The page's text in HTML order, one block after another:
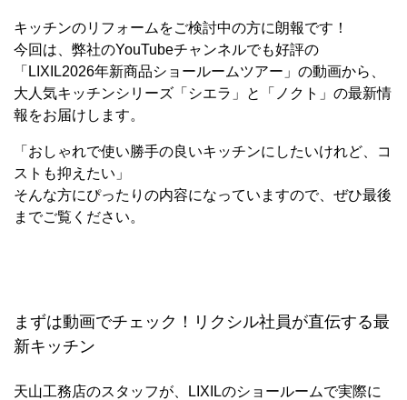
キッチンのリフォームをご検討中の方に朗報です！
今回は、弊社のYouTubeチャンネルでも好評の
「LIXIL2026年新商品ショールームツアー」の動画から、
大人気キッチンシリーズ「シエラ」と「ノクト」の最新情
報をお届けします。
「おしゃれで使い勝手の良いキッチンにしたいけれど、コ
ストも抑えたい」
そんな方にぴったりの内容になっていますので、ぜひ最後
までご覧ください。
まずは動画でチェック！リクシル社員が直伝する最
新キッチン
天山工務店のスタッフが、LIXILのショールームで実際に